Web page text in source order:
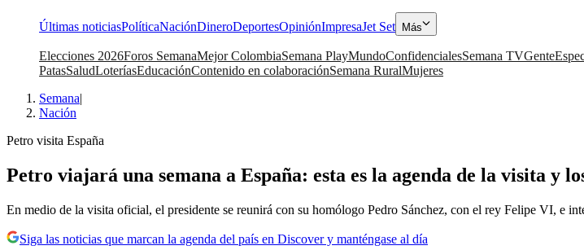
Últimas noticiasPolíticaNaciónDineroDeportesOpiniónImpresaJet Set Más
Elecciones 2026Foros SemanaMejor ColombiaSemana PlayMundoConfidencialesSemana TVGente
PatasSaludLoteríasEducaciónContenido en colaboraciónSemana RuralMujeres
Semana|
Nación
Petro visita España
Petro viajará una semana a España: esta es la agenda de la visita y
En medio de la visita oficial, el presidente se reunirá con su homólogo Pedro Sánchez, con el rey Felipe VI, e
Siga las noticias que marcan la agenda del país en Discover y manténgase al día